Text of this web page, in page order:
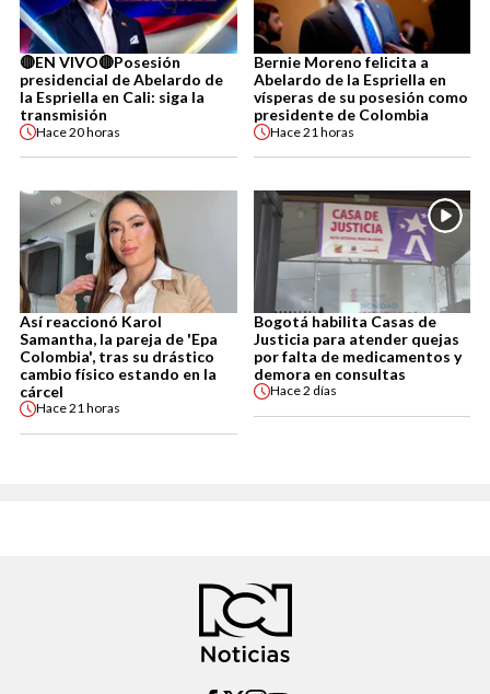
🔴EN VIVO🔴Posesión
presidencial de Abelardo de
la Espriella en Cali: siga la
transmisión
Hace20 horas
Bernie Moreno felicita a
Abelardo de la Espriella en
vísperas de su posesión como
presidente de Colombia
Hace21 horas
Así reaccionó Karol
Samantha, la pareja de 'Epa
Colombia', tras su drástico
cambio físico estando en la
cárcel
Hace21 horas
Bogotá habilita Casas de
Justicia para atender quejas
por falta de medicamentos y
demora en consultas
Hace2 días